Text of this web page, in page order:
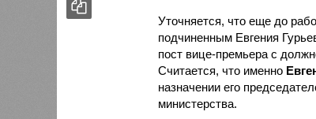
Уточняется, что еще до
подчиненным Евгения
пост вице-премьера с
Считается, что именно
назначении его
министерства.